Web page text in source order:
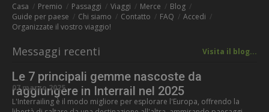
Casa Premio Passaggi Viaggi Merce
Blog
Guide per paese
Chi siamo Contatto FAQ
Accedi
Organizzate il vostro viaggio!
Messaggi recenti Visita il blog...
Le 7 principali gemme nascoste da
raggiungere in Interrail nel 2025
07 marzo 2025
L'Interrailing è il modo migliore per esplorare l'Europa, offrendo la